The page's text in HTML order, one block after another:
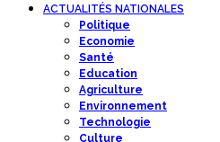
ACTUALITÉS NATIONALES
Politique
Economie
Santé
Education
Agriculture
Environnement
Technologie
Culture